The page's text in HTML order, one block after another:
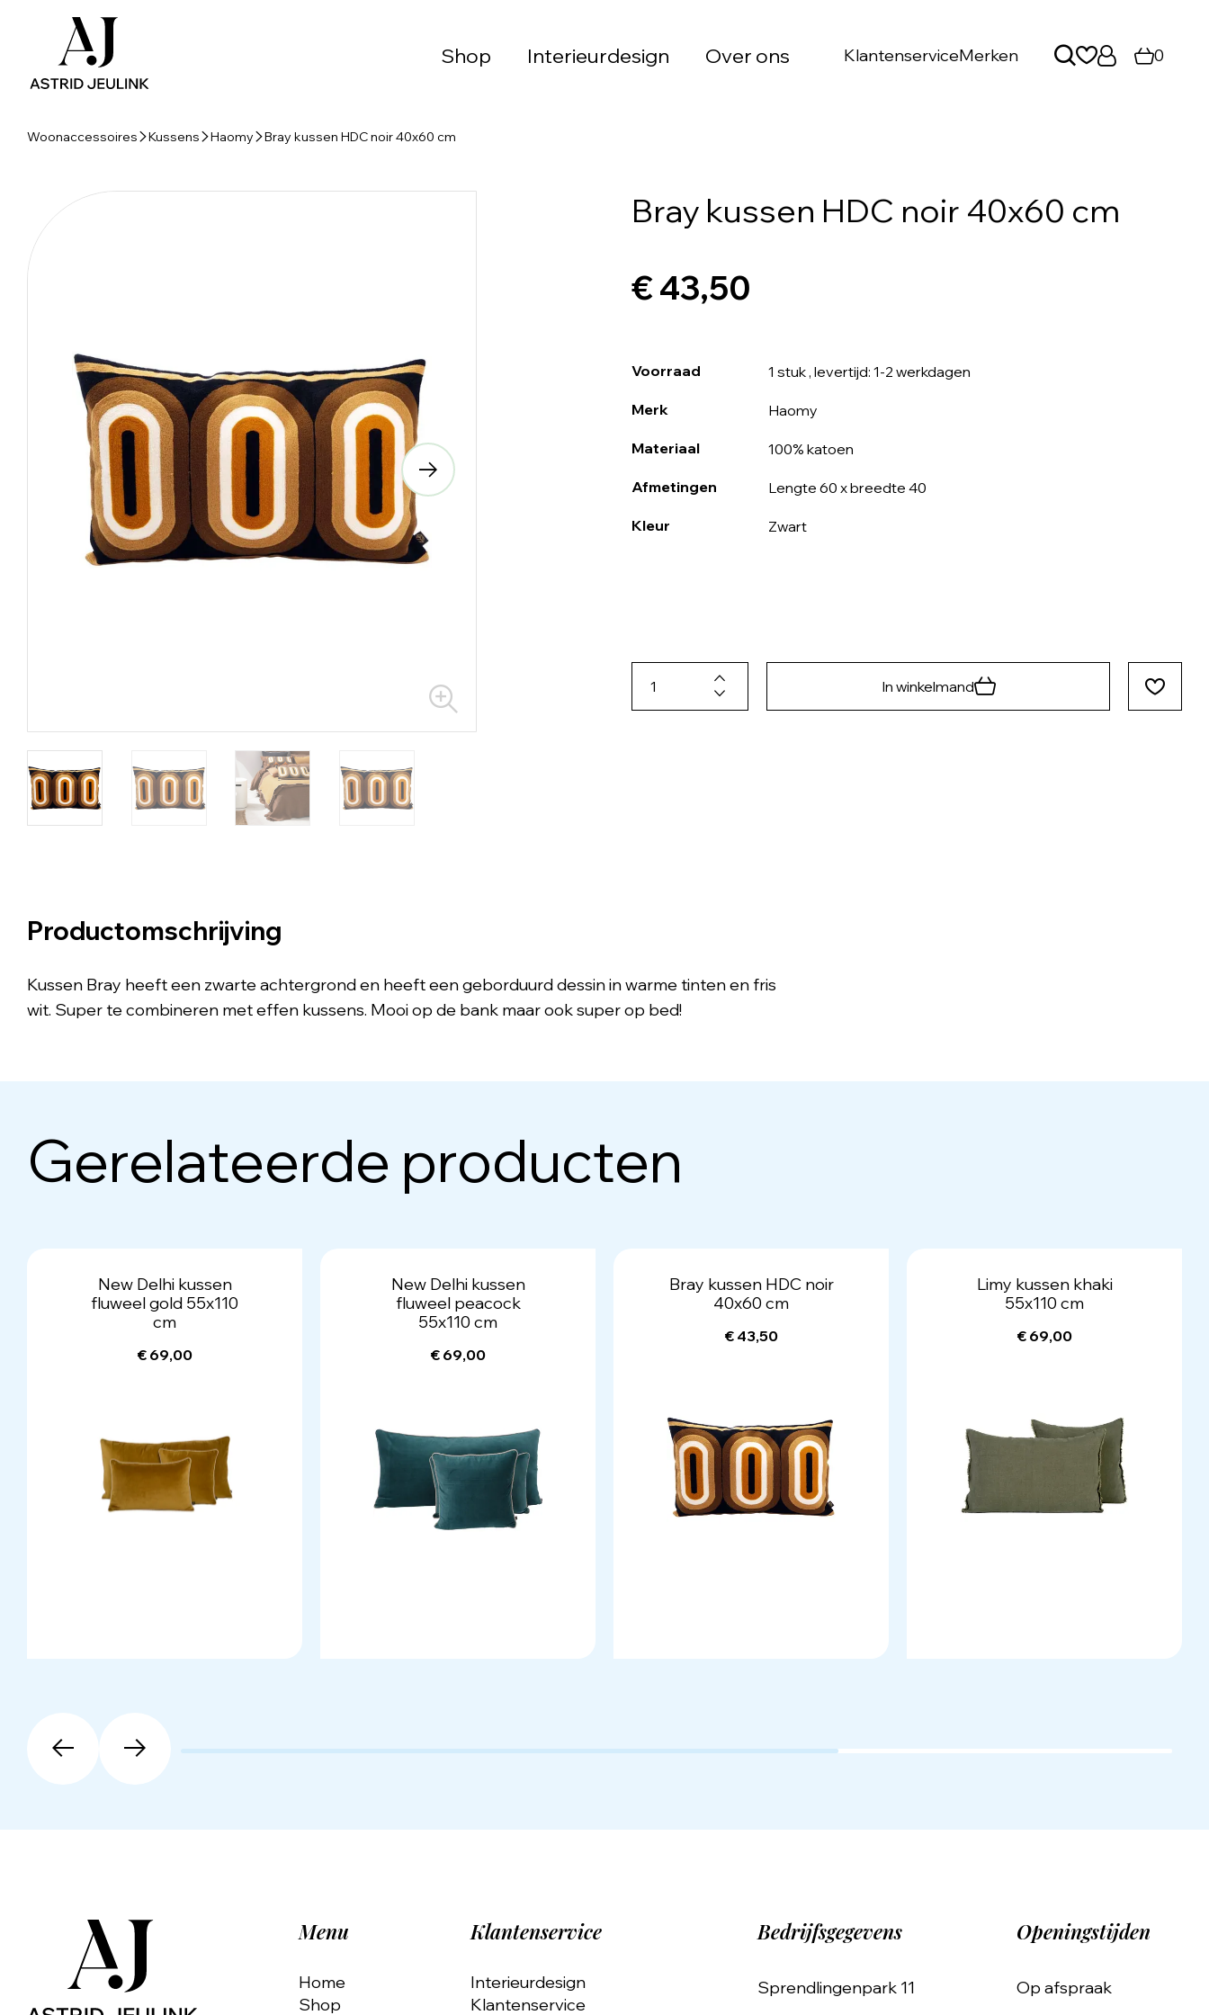
Shop Interieurdesign Over ons KlantenserviceMerken 0
Woonaccessoires Kussens Haomy Bray kussen HDC noir 40x60 cm
Bray kussen HDC noir 40x60 cm
€ 43,50
Voorraad 1 stuk, levertijd: 1-2 werkdagen
Merk Haomy
Materiaal 100% katoen
Afmetingen Lengte 60 x breedte 40
Kleur Zwart
In winkelmand
Productomschrijving
Kussen Bray heeft een zwarte achtergrond en heeft een geborduurd dessin in warme tinten en fris
wit. Super te combineren met effen kussens. Mooi op de bank maar ook super op bed!
Gerelateerde producten
New Delhi kussen
fluweel gold 55x110
cm
€ 69,00
New Delhi kussen
fluweel peacock
55x110 cm
€ 69,00
Bray kussen HDC noir
40x60 cm
€ 43,50
Limy kussen khaki
55x110 cm
€ 69,00
Menu
Home
Shop
Klantenservice
Interieurdesign
Klantenservice
Bedrijfsgegevens
Sprendlingenpark 11
Openingstijden
Op afspraak